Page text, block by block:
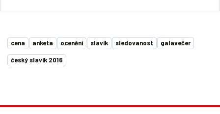
cena anketa ocenění slavík sledovanost galavečer
český slavík 2016